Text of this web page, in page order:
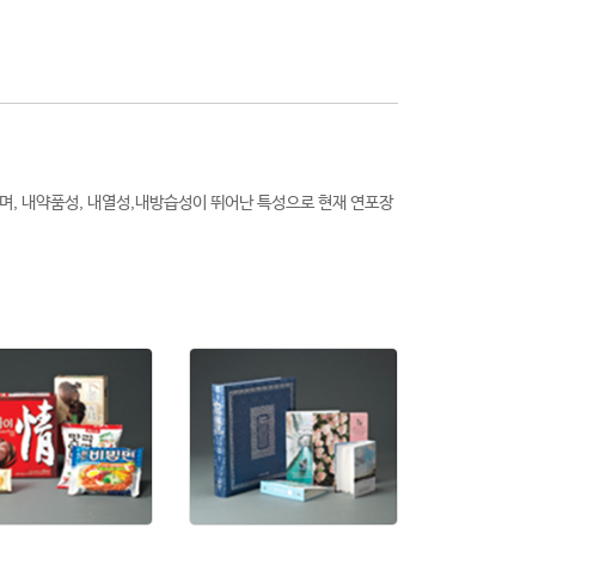
내약품성, 내열성,내방습성이 뛰어난 특성으로 현재 연포장